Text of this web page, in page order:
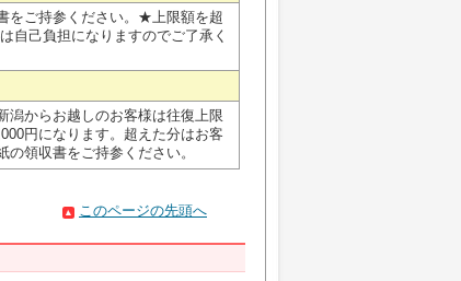
ご持参ください。★上限額を超
自己負担になりますのでご了承く
潟からお越しのお客様は往復上限
円になります。超えた分はお客
領収書をご持参ください。
このページの先頭へ